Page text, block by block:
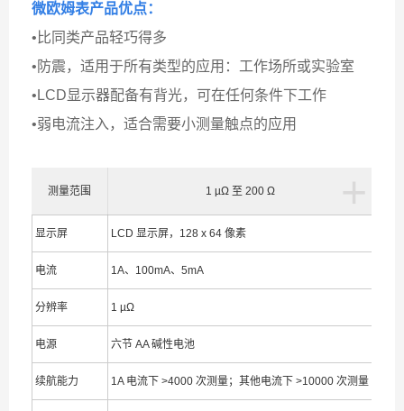
微欧姆表产品优点：
•比同类产品轻巧得多
•防震，适用于所有类型的应用：工作场所或实验室
•LCD显示器配备有背光，可在任何条件下工作
•弱电流注入，适合需要小测量触点的应用
测量范围 1 µΩ 至 200 Ω
显示屏 LCD 显示屏，128 x 64 像素
电流 1A、100mA、5mA
分辨率 1 µΩ
电源 六节 AA 碱性电池
续航能力 1A 电流下 >4000 次测量；其他电流下 >10000 次测量